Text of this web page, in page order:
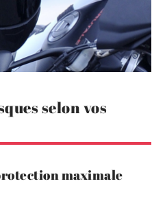
selon vos
maximale